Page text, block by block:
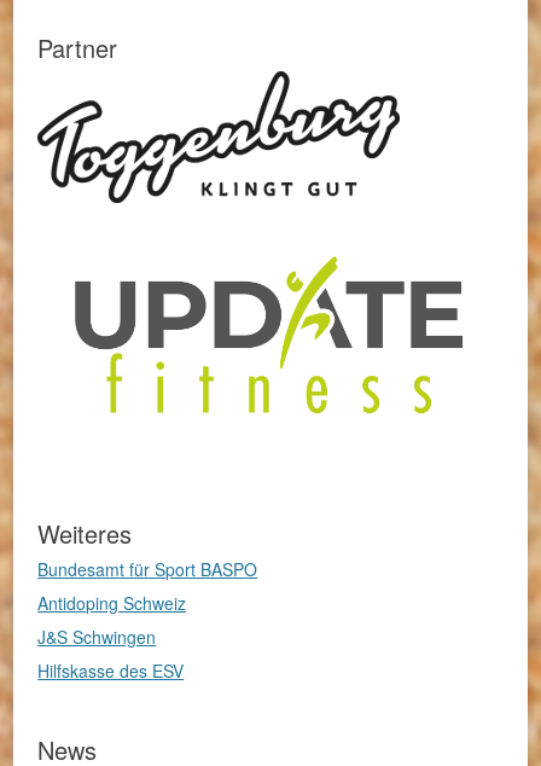
Partner
Weiteres
Bundesamt für Sport BASPO
Antidoping Schweiz
J&S Schwingen
Hilfskasse des ESV
News